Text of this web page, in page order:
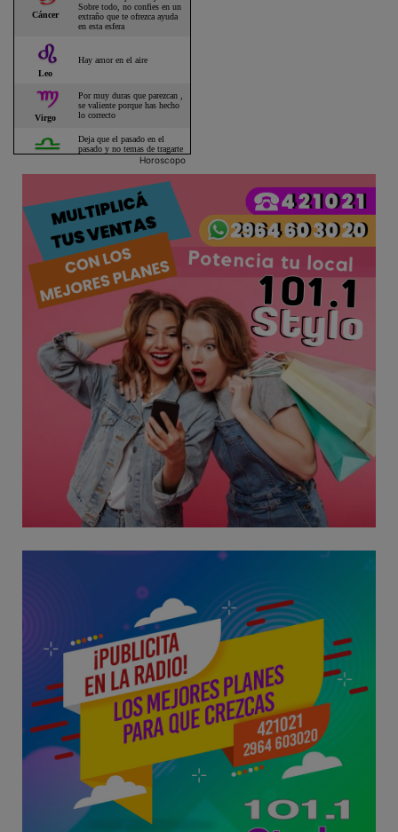
Horoscopo